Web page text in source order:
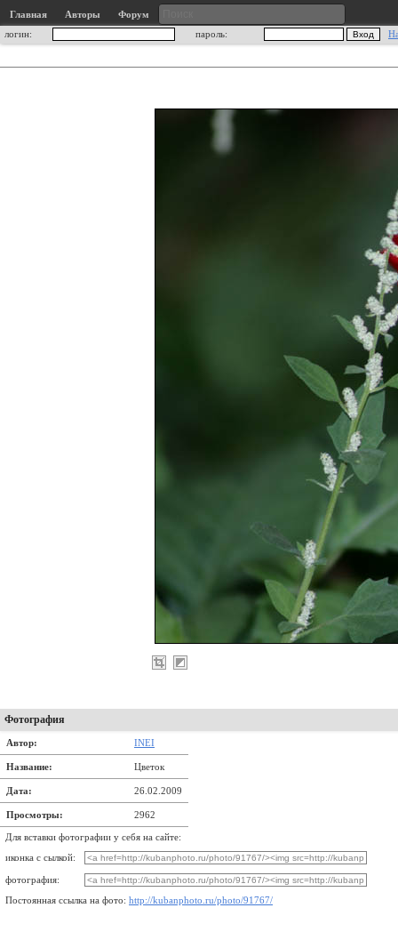
Главная Авторы
Форум
логин:
пароль:
Фотография
Автор: INEI
Название: Цветок
Дата: 26.02.2009
Просмотры: 2962
Для вставки фотографии у себя на сайте:
иконка с сылкой:
фотография:
Постоянная ссылка на фото: http://kubanphoto.ru/photo/91767/